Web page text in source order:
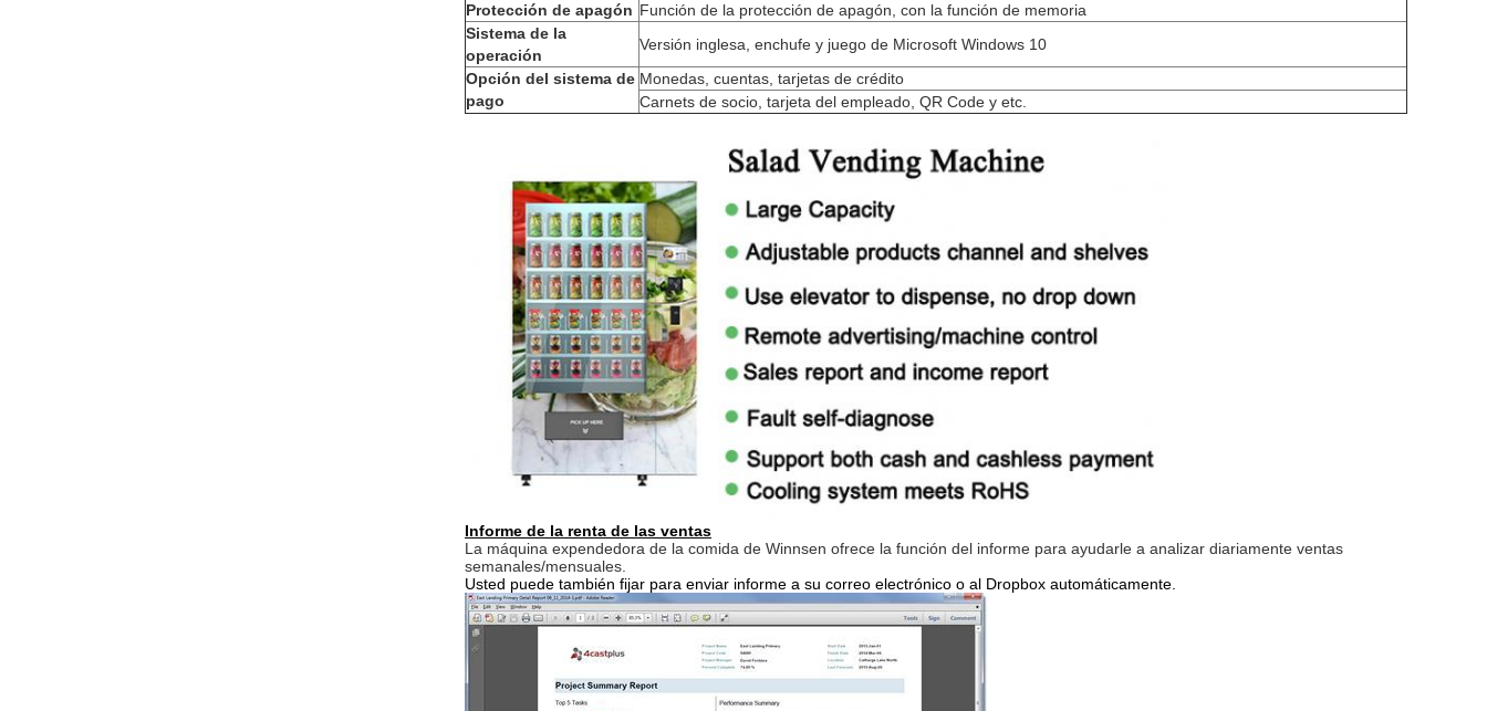
Protección de apagón Función de la protección de apagón, con la función de memoria
Sistema de la
operación
Versión inglesa, enchufe y juego de Microsoft Windows 10
Opción del sistema de
pago
Monedas, cuentas, tarjetas de crédito
Carnets de socio, tarjeta del empleado, QR Code y etc.
Informe de la renta de las ventas
La máquina expendedora de la comida de Winnsen ofrece la función del informe para ayudarle a analizar diariamente ventas
semanales/mensuales.
Usted puede también fijar para enviar informe a su correo electrónico o al Dropbox automáticamente.